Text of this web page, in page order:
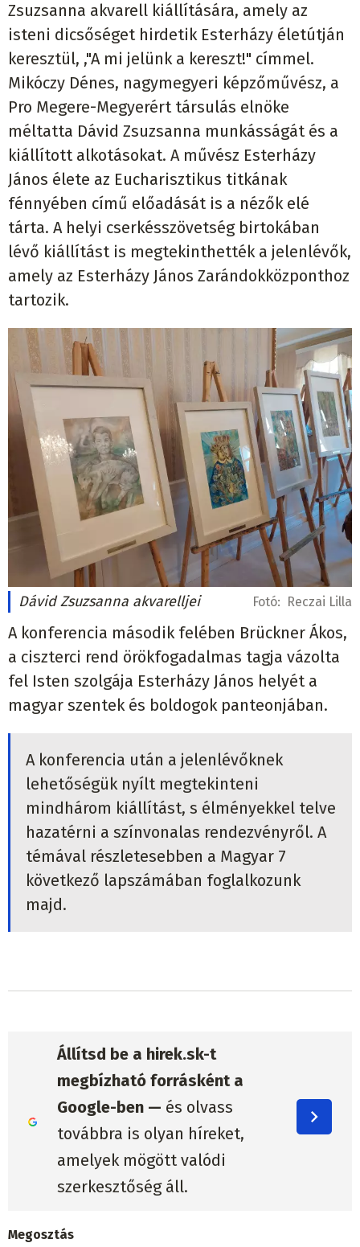
Zsuzsanna akvarell kiállítására, amely az
isteni dicsőséget hirdetik Esterházy életútján
keresztül, ,"A mi jelünk a kereszt!" címmel.
Mikóczy Dénes, nagymegyeri képzőművész, a
Pro Megere-Megyerért társulás elnöke
méltatta Dávid Zsuzsanna munkásságát és a
kiállított alkotásokat. A művész Esterházy
János élete az Eucharisztikus titkának
fénnyében című előadását is a nézők elé
tárta. A helyi cserkésszövetség birtokában
lévő kiállítást is megtekinthették a jelenlévők,
amely az Esterházy János Zarándokközponthoz
tartozik.
Dávid Zsuzsanna akvarelljei Fotó: Reczai Lilla
A konferencia második felében Brückner Ákos,
a ciszterci rend örökfogadalmas tagja vázolta
fel Isten szolgája Esterházy János helyét a
magyar szentek és boldogok panteonjában.
A konferencia után a jelenlévőknek
lehetőségük nyílt megtekinteni
mindhárom kiállítást, s élményekkel telve
hazatérni a színvonalas rendezvényről. A
témával részletesebben a Magyar 7
következő lapszámában foglalkozunk
majd.
Állítsd be a hirek.sk-t
megbízható forrásként a
Google-ben — és olvass
továbbra is olyan híreket,
amelyek mögött valódi
szerkesztőség áll.
Megosztás